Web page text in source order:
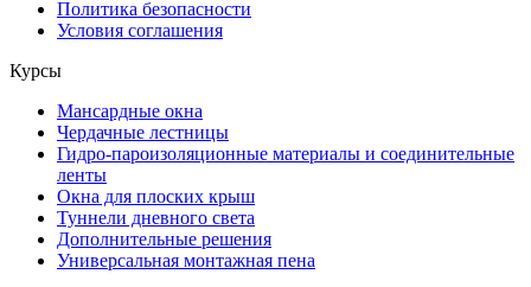
Политика безопасности
Условия соглашения
Курсы
Мансардные окна
Чердачные лестницы
Гидро-пароизоляционные материалы и соединительные
ленты
Окна для плоских крыш
Туннели дневного света
Дополнительные решения
Универсальная монтажная пена